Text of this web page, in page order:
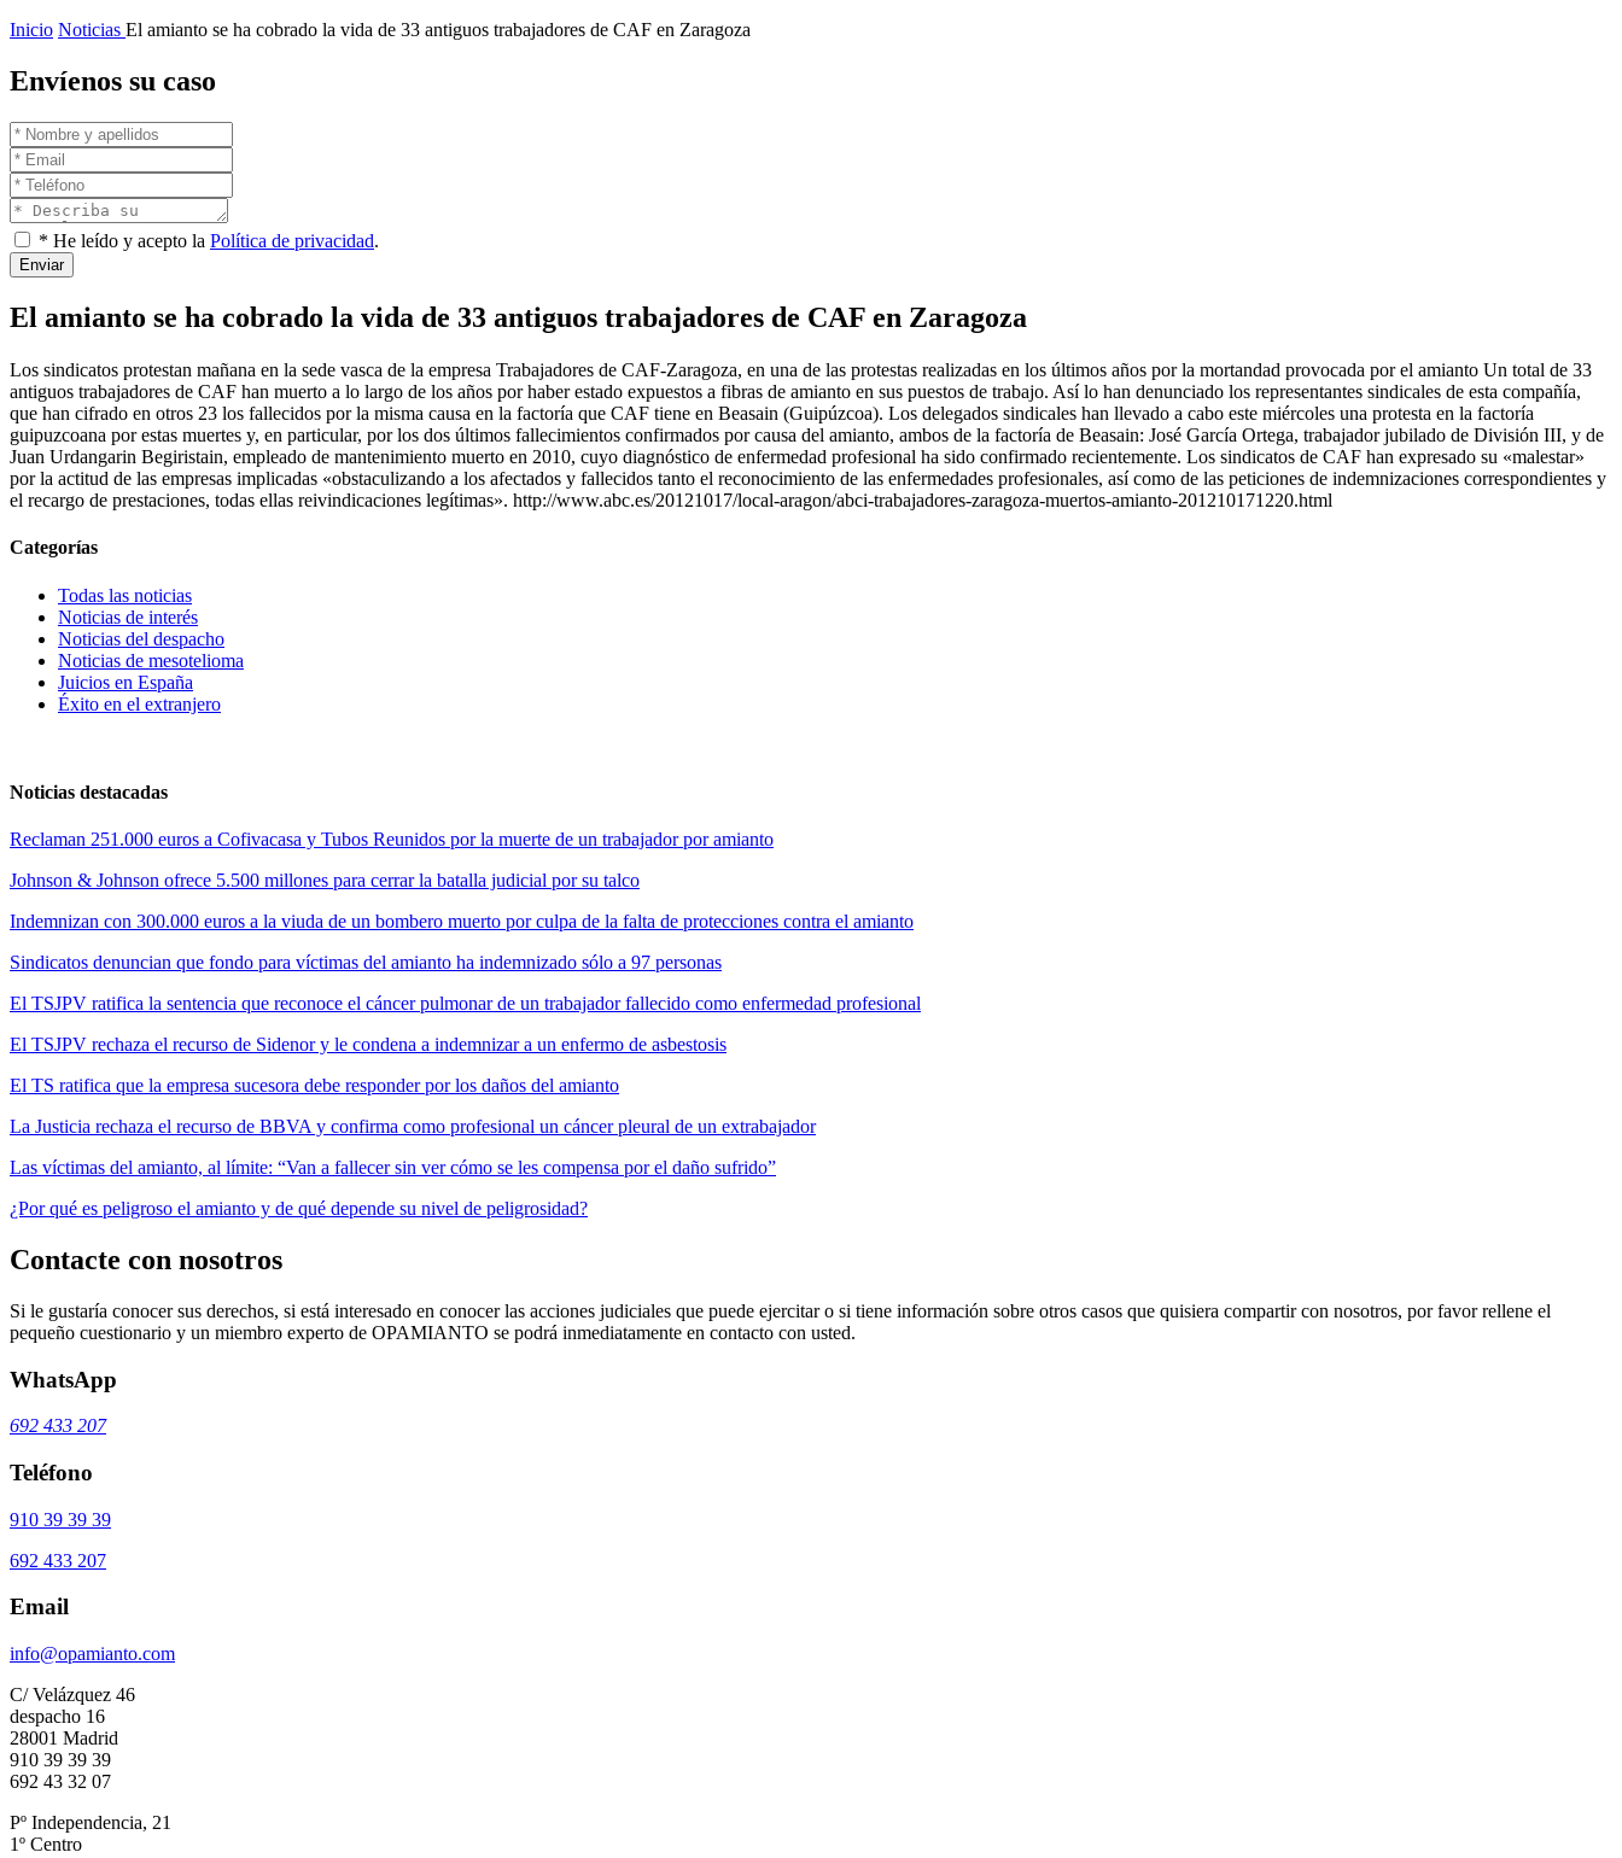
Inicio Noticias El amianto se ha cobrado la vida de 33 antiguos trabajadores de CAF en Zaragoza
Envíenos su caso
* He leído y acepto la Política de privacidad.
Enviar
El amianto se ha cobrado la vida de 33 antiguos trabajadores de CAF en Zaragoza
Los sindicatos protestan mañana en la sede vasca de la empresa Trabajadores de CAF-Zaragoza, en una de las protestas realizadas en los últimos años por la mortandad provocada por el amianto Un total de 33
antiguos trabajadores de CAF han muerto a lo largo de los años por haber estado expuestos a fibras de amianto en sus puestos de trabajo. Así lo han denunciado los representantes sindicales de esta compañía,
que han cifrado en otros 23 los fallecidos por la misma causa en la factoría que CAF tiene en Beasain (Guipúzcoa). Los delegados sindicales han llevado a cabo este miércoles una protesta en la factoría
guipuzcoana por estas muertes y, en particular, por los dos últimos fallecimientos confirmados por causa del amianto, ambos de la factoría de Beasain: José García Ortega, trabajador jubilado de División III, y de
Juan Urdangarin Begiristain, empleado de mantenimiento muerto en 2010, cuyo diagnóstico de enfermedad profesional ha sido confirmado recientemente. Los sindicatos de CAF han expresado su «malestar»
por la actitud de las empresas implicadas «obstaculizando a los afectados y fallecidos tanto el reconocimiento de las enfermedades profesionales, así como de las peticiones de indemnizaciones correspondientes y
el recargo de prestaciones, todas ellas reivindicaciones legítimas». http://www.abc.es/20121017/local-aragon/abci-trabajadores-zaragoza-muertos-amianto-201210171220.html
Categorías
Todas las noticias
Noticias de interés
Noticias del despacho
Noticias de mesotelioma
Juicios en España
Éxito en el extranjero
Noticias destacadas
Reclaman 251.000 euros a Cofivacasa y Tubos Reunidos por la muerte de un trabajador por amianto
Johnson & Johnson ofrece 5.500 millones para cerrar la batalla judicial por su talco
Indemnizan con 300.000 euros a la viuda de un bombero muerto por culpa de la falta de protecciones contra el amianto
Sindicatos denuncian que fondo para víctimas del amianto ha indemnizado sólo a 97 personas
El TSJPV ratifica la sentencia que reconoce el cáncer pulmonar de un trabajador fallecido como enfermedad profesional
El TSJPV rechaza el recurso de Sidenor y le condena a indemnizar a un enfermo de asbestosis
El TS ratifica que la empresa sucesora debe responder por los daños del amianto
La Justicia rechaza el recurso de BBVA y confirma como profesional un cáncer pleural de un extrabajador
Las víctimas del amianto, al límite: “Van a fallecer sin ver cómo se les compensa por el daño sufrido”
¿Por qué es peligroso el amianto y de qué depende su nivel de peligrosidad?
Contacte con nosotros
Si le gustaría conocer sus derechos, si está interesado en conocer las acciones judiciales que puede ejercitar o si tiene información sobre otros casos que quisiera compartir con nosotros, por favor rellene el
pequeño cuestionario y un miembro experto de OPAMIANTO se podrá inmediatamente en contacto con usted.
WhatsApp
692 433 207
Teléfono
910 39 39 39
692 433 207
Email
info@opamianto.com
C/ Velázquez 46
despacho 16
28001 Madrid
910 39 39 39
692 43 32 07
Pº Independencia, 21
1º Centro